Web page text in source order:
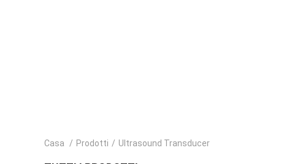
Casa / Prodotti / Ultrasound Transducer